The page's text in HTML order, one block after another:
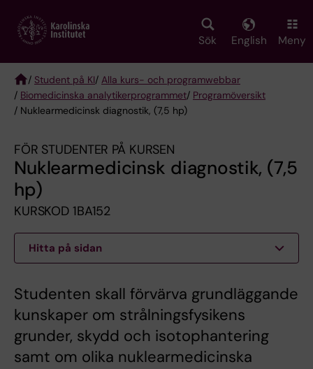
main
Sök English Meny
Breadcrumb
/ Student på KI/ Alla kurs- och programwebbar
/ Biomedicinska analytikerprogrammet/ Programöversikt
/ Nuklearmedicinsk diagnostik, (7,5 hp)
FÖR STUDENTER PÅ KURSEN
Nuklearmedicinsk diagnostik, (7,5
hp)
KURSKOD 1BA152
Hitta på sidan
Studenten skall förvärva grundläggande
kunskaper om strålningsfysikens
grunder, skydd och isotophantering
samt om olika nuklearmedicinska